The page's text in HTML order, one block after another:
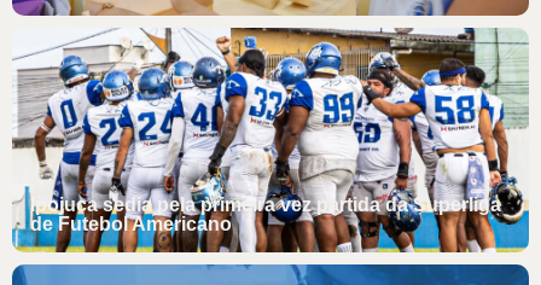
Ipojuca sedia pela primeira vez partida da Superliga
de Futebol Americano